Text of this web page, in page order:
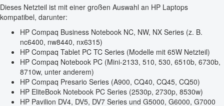
Dieses Netzteil ist mit einer großen Auswahl an HP Laptops
kompatibel, darunter:
HP Compaq Business Notebook NC, NW, NX Series (z. B.
nc6400, nw8440, nx6315)
HP Compaq Tablet PC TC Series (Modelle mit 65W Netzteil)
HP Compaq Notebook PC (Mini-2133, 510, 530, 6510b, 6730b,
8710w, unter anderem)
HP Compaq Presario Series (A900, CQ40, CQ45, CQ50)
HP EliteBook Notebook PC Series (2530p, 2730p, 8530w)
HP Pavilion DV4, DV5, DV7 Series und G5000, G6000, G7000